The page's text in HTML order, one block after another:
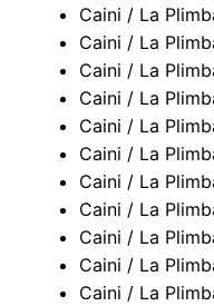
Caini / La
Caini / La
Caini / La
Caini / La
Caini / La
Caini / La
Caini / La
Caini / La
Caini / La
Caini / La
Caini / La